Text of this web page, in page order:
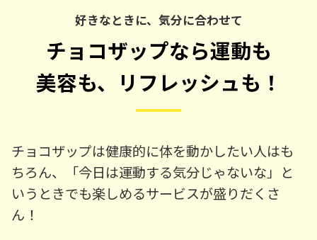
好きなときに、気分に合わせて
チョコザップなら運動も
美容も、リフレッシュも！
チョコザップは健康的に体を動かしたい人はも
ちろん、「今日は運動する気分じゃないな」と
いうときでも楽しめるサービスが盛りだくさ
ん！